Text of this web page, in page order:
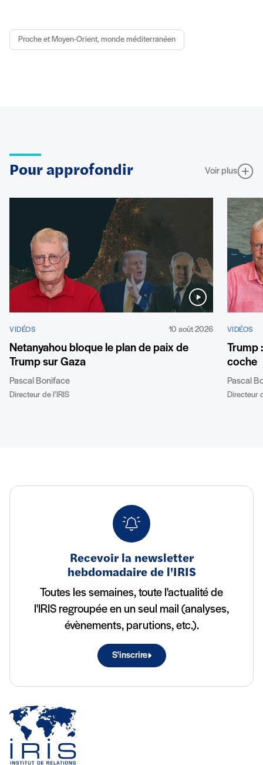
Proche et Moyen-Orient, monde méditerranéen
Pour approfondir Voir plus
VIDÉOS 10 août 2026
Netanyahou bloque le plan de paix de
Trump sur Gaza
Pascal Boniface
Directeur de l’IRIS
VIDÉOS
Trump
coche
Pascal
Directeur
Recevoir la newsletter
hebdomadaire de l'IRIS
Toutes les semaines, toute l'actualité de
l'IRIS regroupée en un seul mail (analyses,
évènements, parutions, etc.).
S'inscrire